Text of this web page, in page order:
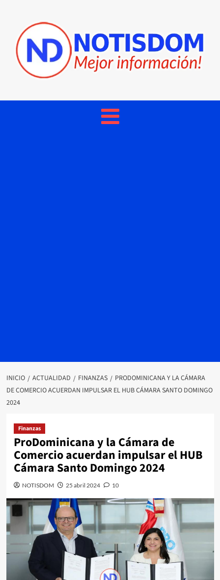
INICIO ACTUALIDAD FINANZAS
PRODOMINICANA Y LA CÁMARA
DE COMERCIO ACUERDAN IMPULSAR EL HUB CÁMARA SANTO DOMINGO
2024
Finanzas
ProDominicana y la Cámara de
Comercio acuerdan impulsar el HUB
Cámara Santo Domingo 2024
NOTISDOM 25 abril 2024 10